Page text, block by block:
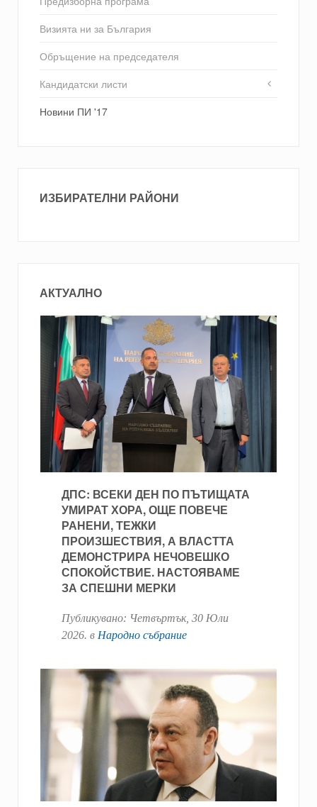
Визията ни за България
Обръщение на председателя
Кандидатски листи
Новини ПИ '17
ИЗБИРАТЕЛНИ РАЙОНИ
АКТУАЛНО
ДПС: ВСЕКИ ДЕН ПО ПЪТИЩАТА
УМИРАТ ХОРА, ОЩЕ ПОВЕЧЕ
РАНЕНИ, ТЕЖКИ
ПРОИЗШЕСТВИЯ, А ВЛАСТТА
ДЕМОНСТРИРА НЕЧОВЕШКО
СПОКОЙСТВИЕ. НАСТОЯВАМЕ
ЗА СПЕШНИ МЕРКИ
Публикувано: Четвъртък, 30 Юли
2026. в Народно събрание